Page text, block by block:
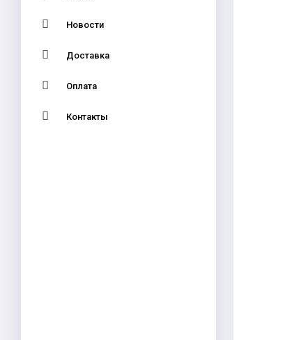
Новости
Доставка
Оплата
Контакты